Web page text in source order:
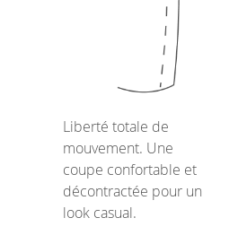
Liberté totale de
mouvement. Une
coupe confortable et
décontractée pour un
look casual.